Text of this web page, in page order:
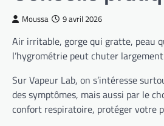
Moussa 9 avril 2026
Air irritable, gorge qui gratte, peau
l’hygrométrie peut chuter
Sur Vapeur Lab, on s’intéresse
des symptômes, mais aussi par le
confort respiratoire, protéger votre